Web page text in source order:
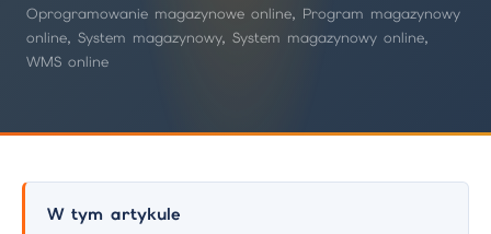
Oprogramowanie magazynowe online, Program magazynowy
online, System magazynowy, System magazynowy online,
WMS online
W tym artykule